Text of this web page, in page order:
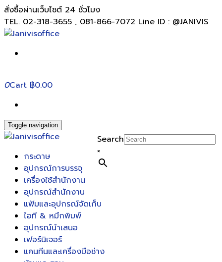
สั่งซื้อผ่านเว็บไซต์ 24 ชั่วโมง
TEL. 02-318-3655 , 081-866-7072 Line ID : @JANIVIS
0Cart ฿0.00
Toggle navigation
Search
×
กระดาษ
อุปกรณ์การบรรจุ
เครื่องใช้สำนักงาน
อุปกรณ์สำนักงาน
แฟ้มและอุปกรณ์จัดเก็บ
ไอที & หมึกพิมพ์
อุปกรณ์นำเสนอ
เฟอร์นิเจอร์
แคนทีนและเครื่องมือช่าง